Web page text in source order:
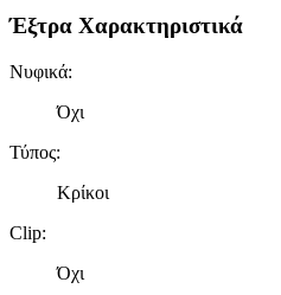
εικόνα του κοινού μας και την
κοινοποιούμε πληροφορίες
διαφημίσεων και ανάλυσης.
Έξτρα Χαρακτηριστικά
Νυφικά:
Όχι
Τύπος:
Κρίκοι
Clip:
Όχι